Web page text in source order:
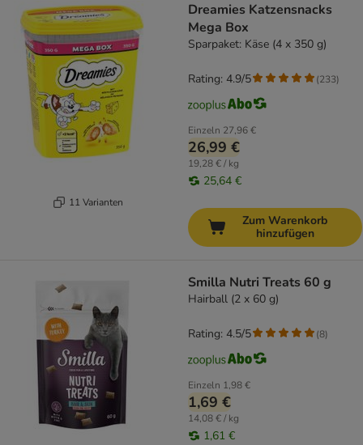
11 Varianten
Dreamies Katzensnacks
Mega Box
Sparpaket: Käse (4 x 350 g)
Einzeln 27,96 €
26,99 €
19,28 € / kg
25,64 €
Rating: 4.9/5 (233)
Zum Warenkorb
hinzufügen
Smilla Nutri Treats 60 g
Hairball (2 x 60 g)
Einzeln 1,98 €
1,69 €
14,08 € / kg
1,61 €
Rating: 4.5/5 (8)